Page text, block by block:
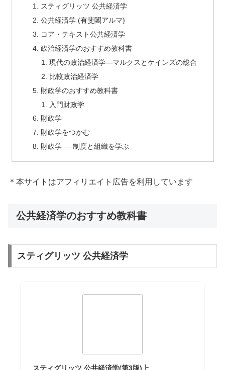
スティグリッツ 公共経済学
公共経済学 (有斐閣アルマ)
コア・テキスト公共経済学
政治経済学のおすすめ教科書
現代の政治経済学―マルクスとケインズの総合
比較政治経済学
財政学のおすすめ教科書
入門財政学
財政学
財政学をつかむ
財政学 — 制度と組織を学ぶ
＊本サイトはアフィリエイト広告を利用しています
公共経済学のおすすめ教科書
スティグリッツ 公共経済学
スティグリッツ 公共経済学(第3版)上